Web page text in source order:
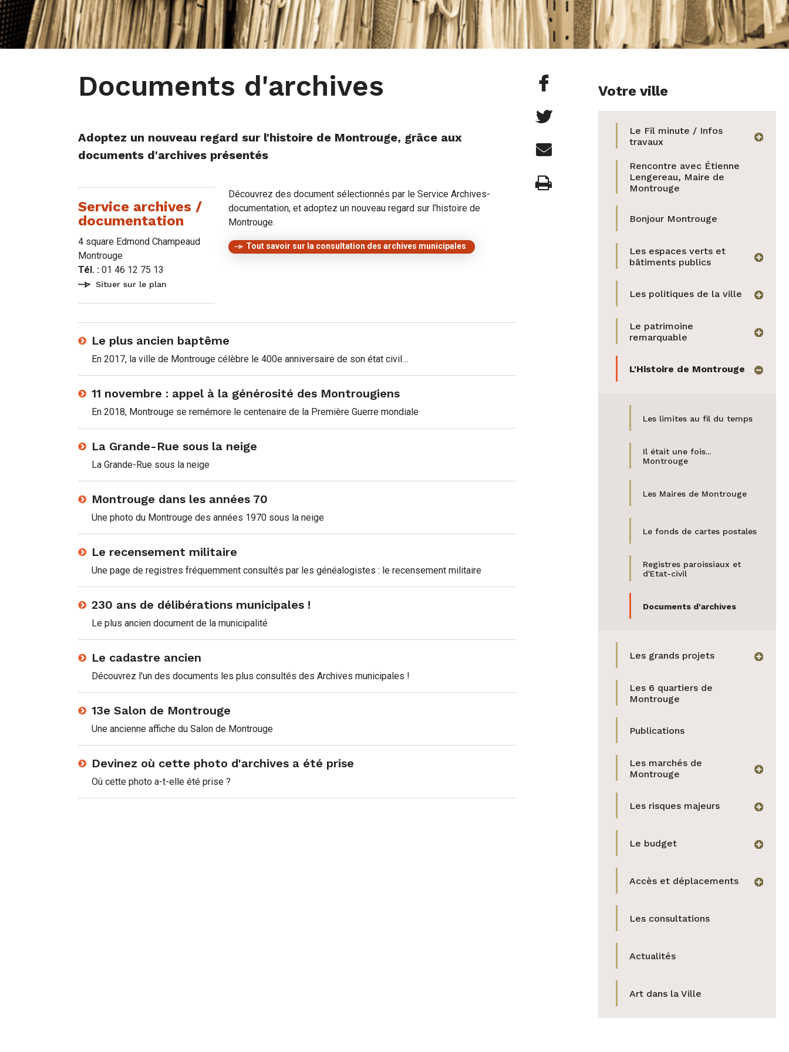
Documents d'archives Partager
cette
sur
Facebook
Partager
cette
page
sur
Partager
Imprimer
Adoptez un nouveau regard sur l'histoire de Montrouge, grâce aux
documents d'archives présentés
Service archives /
documentation
4 square Edmond Champeaud
Montrouge
Tél. :01 46 12 75 13
Situer sur le plan
Découvrez des document sélectionnés par le Service Archives-
documentation, et adoptez un nouveau regard sur l’histoire de
Montrouge.
Tout savoir sur la consultation des archives municipales
Le plus ancien baptême
En 2017, la ville de Montrouge célèbre le 400e anniversaire de son état civil…
11 novembre : appel à la générosité des Montrougiens
En 2018, Montrouge se remémore le centenaire de la Première Guerre mondiale
La Grande-Rue sous la neige
La Grande-Rue sous la neige
Montrouge dans les années 70
Une photo du Montrouge des années 1970 sous la neige
Le recensement militaire
Une page de registres fréquemment consultés par les généalogistes : le recensement militaire
230 ans de délibérations municipales !
Le plus ancien document de la municipalité
Le cadastre ancien
Découvrez l'un des documents les plus consultés des Archives municipales !
13e Salon de Montrouge
Une ancienne affiche du Salon de Montrouge
Devinez où cette photo d'archives a été prise
Où cette photo a-t-elle été prise ?
Votre ville
Le Fil minute / Infos
travaux
Rencontre avec Étienne
Lengereau, Maire de
Montrouge
Bonjour Montrouge
Les espaces verts et
bâtiments publics
Les politiques de la ville
Le patrimoine
remarquable
L'Histoire de Montrouge
Les limites au fil du temps
Il était une fois...
Montrouge
Les Maires de Montrouge
Le fonds de cartes postales
Registres paroissiaux et
d'Etat-civil
Documents d'archives
Les grands projets
Les 6 quartiers de
Montrouge
Publications
Les marchés de
Montrouge
Les risques majeurs
Le budget
Accès et déplacements
Les consultations
Actualités
Art dans la Ville